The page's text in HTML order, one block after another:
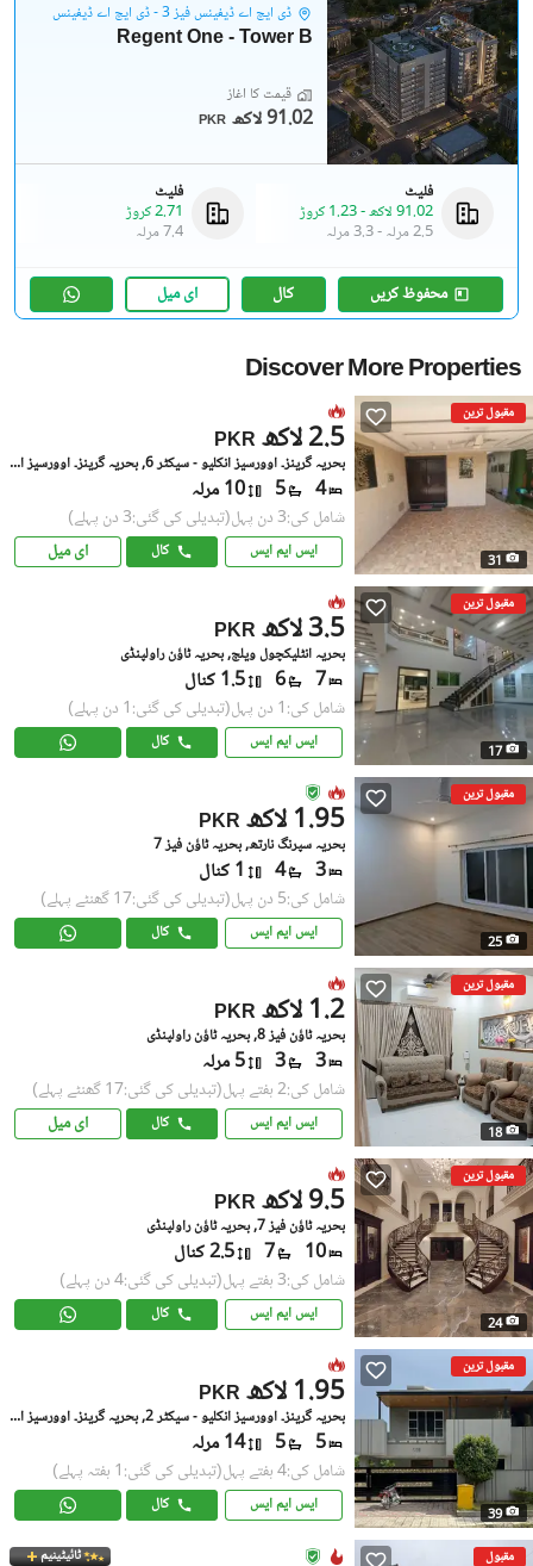
ڈی ایچ اے ڈیفینس فیز 3 - ڈی ایچ اے ڈیفینس
Regent One - Tower B
قیمت کا آغاز
PKR 91.02 لاکھ
فلیٹ
91.02 لاکھ
-1.23 کروڑ
2.5 مرلہ
-3.3 مرلہ
فلیٹ
2.71 کروڑ
7.4 مرلہ
محفوظ کریں کال ای میل
Discover More Properties
مقبول ترین
31
PKR 2.5 لاکھ
بحریہ گرینز۔ اوورسیز انکلیو - سیکٹر 6, بحریہ گرینز۔ اوورسیز انکلیو
4
5 10 مرلہ
شامل کی:3 دن پہل (تبدیلی کی گئی:3 دن پہلے)
ایس ایم ایس کال ای میل
مقبول ترین
17
PKR 3.5 لاکھ
بحریہ انٹلیکچول ویلج, بحریہ ٹاؤن راولپنڈی
7
6 1.5 کنال
شامل کی:1 دن پہل (تبدیلی کی گئی:1 دن پہلے)
ایس ایم ایس کال
مقبول ترین
25
PKR 1.95 لاکھ
بحریہ سپرنگ نارتھ, بحریہ ٹاؤن فیز 7
3
4 1 کنال
شامل کی:5 دن پہل (تبدیلی کی گئی:17 گھنٹے پہلے)
ایس ایم ایس کال
مقبول ترین
18
PKR 1.2 لاکھ
بحریہ ٹاؤن فیز 8, بحریہ ٹاؤن راولپنڈی
3
3 5 مرلہ
شامل کی:2 ہفتے پہل (تبدیلی کی گئی:17 گھنٹے پہلے)
ایس ایم ایس کال ای میل
مقبول ترین
24
PKR 9.5 لاکھ
بحریہ ٹاؤن فیز 7, بحریہ ٹاؤن راولپنڈی
10
7 2.5 کنال
شامل کی:3 ہفتے پہل (تبدیلی کی گئی:4 دن پہلے)
ایس ایم ایس کال
مقبول ترین
39
PKR 1.95 لاکھ
بحریہ گرینز۔ اوورسیز انکلیو - سیکٹر 2, بحریہ گرینز۔ اوورسیز انکلیو
5
5 14 مرلہ
شامل کی:4 ہفتے پہل (تبدیلی کی گئی:1 ہفتہ پہلے)
ایس ایم ایس کال
مقبول ٹائیٹینیم